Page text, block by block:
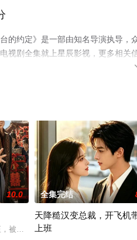
的约定》是一部由知名导演执导
视剧全集就上星辰影视，更多相关
10.0
被冷面摄政王当众骂哭后，咬牙逼我
全集完结
天降糙汉变总裁，开飞机
上班